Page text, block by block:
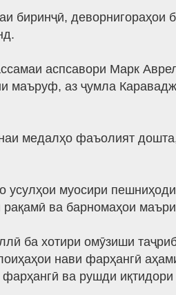
биринҷӣ,
аспсавори Марк
маъруф, аз ҷумла
медалҳо фаъолият
муосири
ва барномаҳои
ба хотири омӯзиши
нави фарҳангӣ
ва рушди